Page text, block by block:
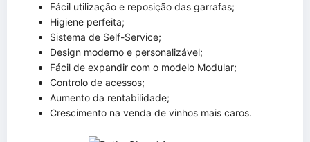
Fácil utilização e reposição das garrafas;
Higiene perfeita;
Sistema de Self-Service;
Design moderno e personalizável;
Fácil de expandir com o modelo Modular;
Controlo de acessos;
Aumento da rentabilidade;
Crescimento na venda de vinhos mais caros.